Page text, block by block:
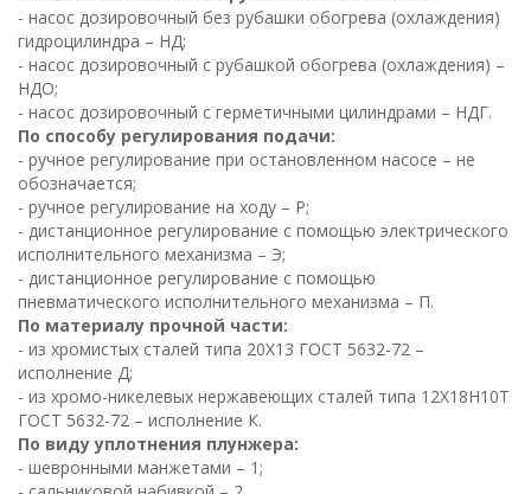
- насос дозировочный без рубашки обогрева (охлаждения)
гидроцилиндра – НД;
- насос дозировочный с рубашкой обогрева (охлаждения) –
НДО;
- насос дозировочный с герметичными цилиндрами – НДГ.
По способу регулирования подачи:
- ручное регулирование при остановленном насосе – не
обозначается;
- ручное регулирование на ходу – Р;
- дистанционное регулирование с помощью электрического
исполнительного механизма – Э;
- дистанционное регулирование с помощью
пневматического исполнительного механизма – П.
По материалу прочной части:
- из хромистых сталей типа 20Х13 ГОСТ 5632-72 –
исполнение Д;
- из хромо-никелевых нержавеющих сталей типа 12Х18Н10Т
ГОСТ 5632-72 – исполнение К.
По виду уплотнения плунжера:
- шевронными манжетами – 1;